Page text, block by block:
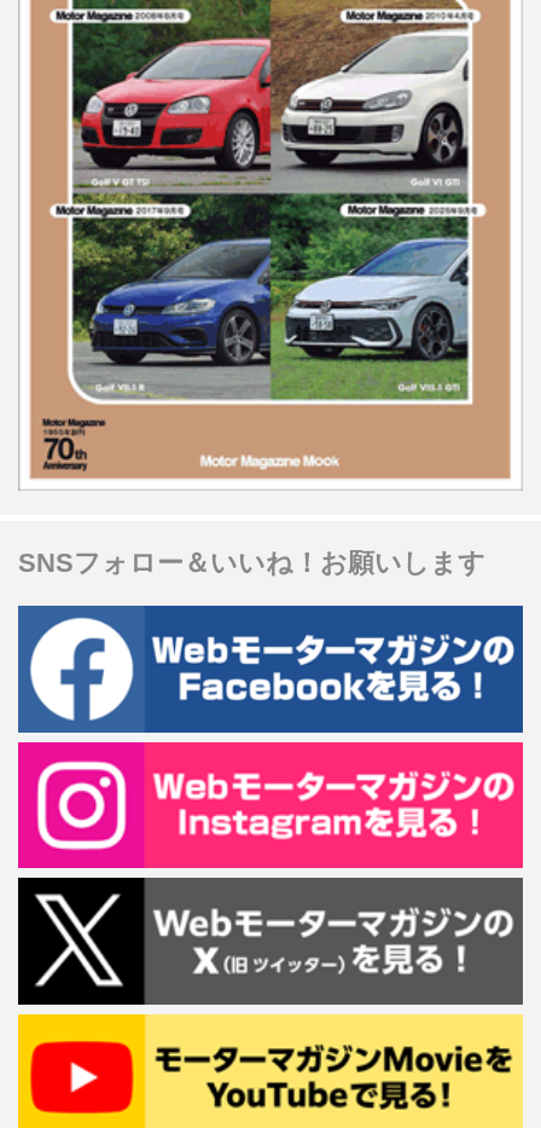
SNSフォロー＆いいね！お願いします